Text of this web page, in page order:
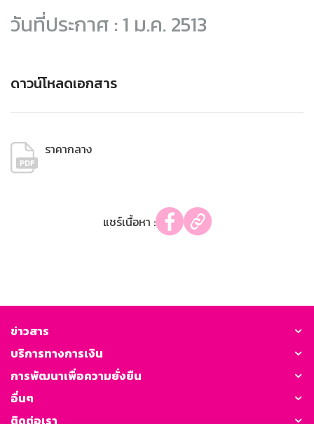
วันที่ประกาศ : 1 ม.ค. 2513
ดาวน์โหลดเอกสาร
ราคากลาง
แชร์เนื้อหา :
ข่าวสาร
บริการทางการเงิน
การพัฒนาเพื่อความยั่งยืน
อื่นๆ